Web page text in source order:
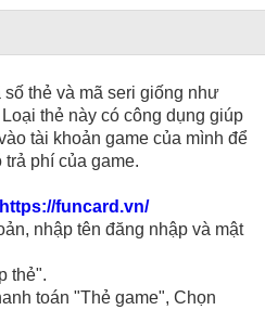
thẻ và mã seri giống như
thẻ này có công dụng giúp
tài khoản game của mình để
phí của game.
https://funcard.vn/
nhập tên đăng nhập và mật
thẻ".
toán "Thẻ game", Chọn